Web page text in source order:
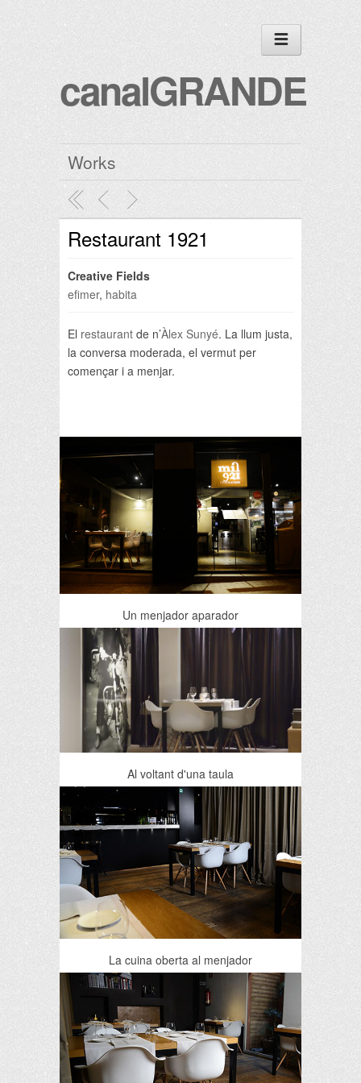
canalGRANDE
Works
Restaurant 1921
Creative Fields
efimer, habita
El restaurant de n’Àlex Sunyé. La llum justa,
la conversa moderada, el vermut per
començar i a menjar.
Un menjador aparador
Al voltant d'una taula
La cuina oberta al menjador